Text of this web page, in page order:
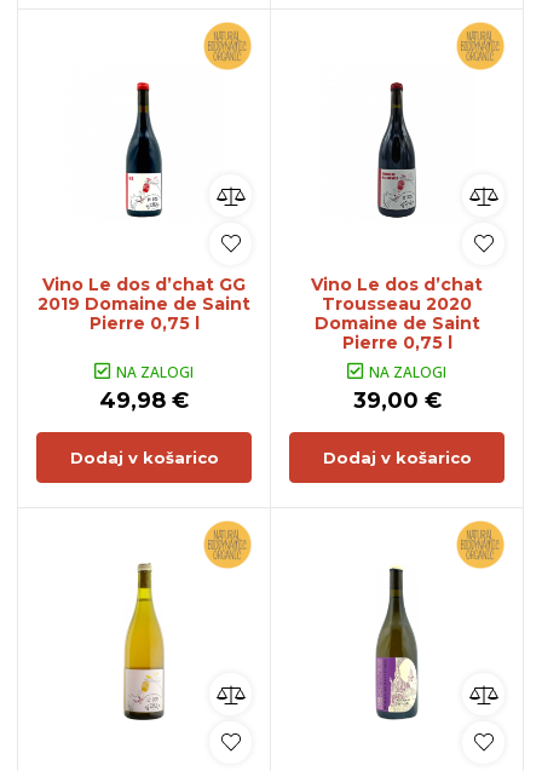
Vino Le dos d’chat GG
2019 Domaine de Saint
Pierre 0,75 l
NA ZALOGI
49,98 €
Dodaj v košarico
Vino Le dos d’chat
Trousseau 2020
Domaine de Saint
Pierre 0,75 l
NA ZALOGI
39,00 €
Dodaj v košarico